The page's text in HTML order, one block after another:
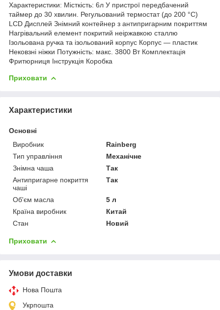
Характеристики: Місткість: 6л У пристрої передбачений
таймер до 30 хвилин. Регульований термостат (до 200 °C)
LCD Дисплей Знімний контейнер з антипригарним покриттям
Нагрівальний елемент покритий неіржавкою сталлю
Ізольована ручка та ізольований корпус Корпус — пластик
Нековзні ніжки Потужність: макс. 3800 Вт Комплектація
Фритюрниця Інструкція Коробка
Приховати
Характеристики
Основні
Виробник
Rainberg
Тип управління
Механічне
Знімна чаша
Так
Антипригарне покриття
чаші
Так
Об'єм масла
5 л
Країна виробник
Китай
Стан
Новий
Приховати
Умови доставки
Нова Пошта
Укрпошта